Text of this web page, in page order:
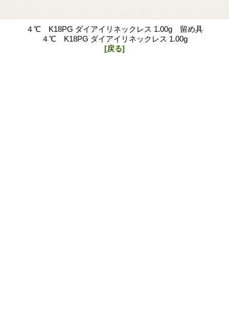
４℃ K18PG ダイアイリネックレス 1.00g 留め具
４℃ K18PG ダイアイリネックレス 1.00g
[戻る]